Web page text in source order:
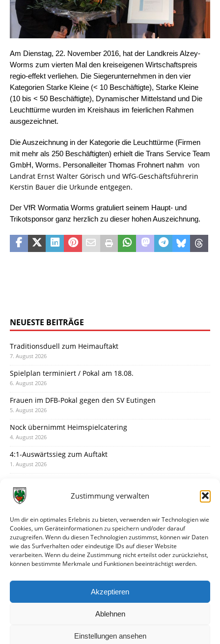
Zustimmung verwalten
Um dir ein optimales Erlebnis zu bieten, verwenden wir Technologien wie
Cookies, um Geräteinformationen zu speichern und/oder darauf
zuzugreifen. Wenn du diesen Technologien zustimmst, können wir Daten
wie das Surfverhalten oder eindeutige IDs auf dieser Website
verarbeiten. Wenn du deine Zustimmung nicht erteilst oder zurückziehst,
können bestimmte Merkmale und Funktionen beeinträchtigt werden.
Akzeptieren
Ablehnen
Einstellungen ansehen
Am Dienstag, 22. November 2016, hat der Landkreis Alzey-
Worms zum vierten Mal den kreiseigenen Wirtschaftspreis
regio-effekt verliehen. Die Siegerunternehmen in den vier
Kategorien Starke Kleine (< 10 Beschäftigte), Starke Kleine
(10 bis < 50 Beschäftigte), Dynamischer Mittelstand und Die
Leuchttürme wurden im Kreishaus im feierlichen Rahmen
ausgezeichnet.
Die Auszeichnung in der Kategorie die Leuchttürme (Firmen
mit mehr als 250 Beschäftigten) erhielt die Trans Service Team
GmbH, Worms. Personalleiter Thomas Frohnert nahm von
Landrat Ernst Walter Görisch und WfG-Geschäftsführerin
Kerstin Bauer die Urkunde entgegen.
Der VfR Wormatia Worms gratuliert seinem Haupt- und
Trikotsponsor ganz herzlich zu dieser hohen Auszeichnung.
NEUESTE BEITRÄGE
Traditionsduell zum Heimauftakt
7. August 2026
Spielplan terminiert / Pokal am 18.08.
6. August 2026
Frauen im DFB-Pokal gegen den SV Eutingen
5. August 2026
Nock übernimmt Heimspielcatering
4. August 2026
4:1-Auswärtssieg zum Auftakt
1. August 2026
31. Juli 2026
30. Juli 2026
Deine Spielminute: 89+1
28. Juli 2026
Neuer Rückensponsor
Neue Podcast-Folge: So tickt Björn!
27. Juli 2026